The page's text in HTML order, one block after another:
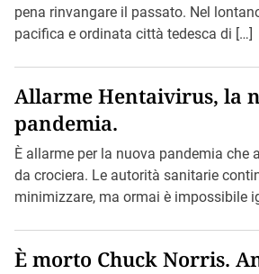
pena rinvangare il passato. Nel
pacifica e ordinata città tedesca di […]
Allarme Hentaivirus, la
pandemia.
È allarme per la nuova pandemia che
da crociera. Le autorità sanitarie
minimizzare, ma ormai è impossibile
È morto Chuck Norris.